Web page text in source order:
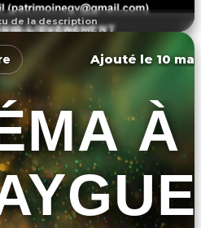
de la description
L'ÉVÉNEMENT
Ajouté le 10
À